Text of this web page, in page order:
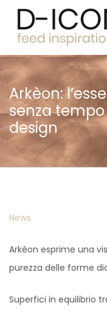
Arkèon:
senza
design
Posted
News
Arkèon esprime una
purezza delle forme
Superfici in equilibrio